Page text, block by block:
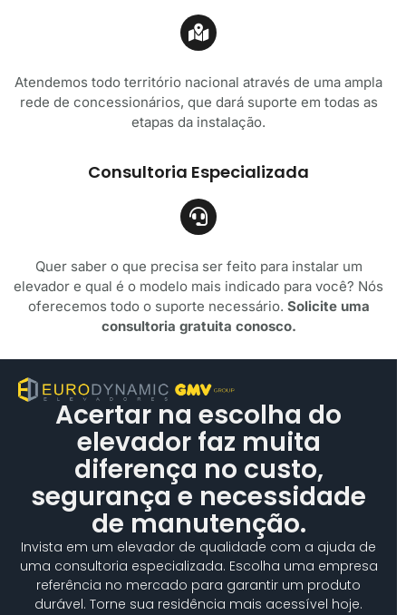
Atendemos todo território nacional através de uma ampla
rede de concessionários, que dará suporte em todas as
etapas da instalação.
Consultoria Especializada
Quer saber o que precisa ser feito para instalar um
elevador e qual é o modelo mais indicado para você? Nós
oferecemos todo o suporte necessário. Solicite uma
consultoria gratuita conosco.
Acertar na escolha do
elevador faz muita
diferença no custo,
segurança e necessidade
de manutenção.
Invista em um elevador de qualidade com a ajuda de
uma consultoria especializada. Escolha uma empresa
referência no mercado para garantir um produto
durável. Torne sua residência mais acessível hoje.